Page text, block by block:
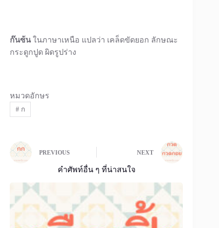
ก๊นซ้น ในภาษาเหนือ แปลว่า เคล็ดขัดยอก ลักษณะ
กระดูกปูด ผิดรูปร่าง
หมวดอักษร
#ก
PREVIOUS NEXT
คำศัพท์อื่น ๆ ที่น่าสนใจ